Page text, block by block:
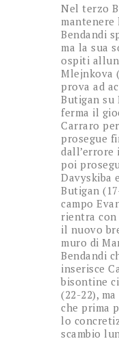
Nel terzo
mantenere
Bendandi
ma la sua
ospiti
Mlejnkova
prova ad
Butigan su
ferma il
Carraro
prosegue
dall’errore
poi
Davyskiba
Butigan
campo
rientra con
il nuovo
muro di
Bendandi
inserisce
bisontine
(22-22),
che prima
lo
scambio